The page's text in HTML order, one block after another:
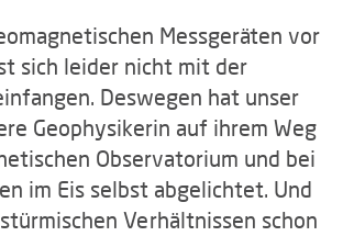
Messgeräten vor
sich leider nicht mit der
Deswegen hat unser
Geophysikerin auf ihrem Weg
Observatorium und bei
im Eis selbst abgelichtet. Und
Verhältnissen schon